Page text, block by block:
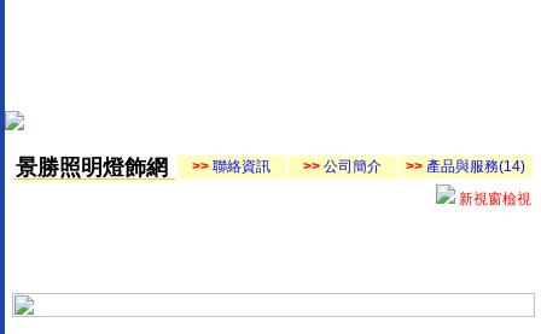
景勝照明燈飾網 >> 聯絡資訊 >> 公司簡介 >> 產品與服務(14)
新視窗檢視